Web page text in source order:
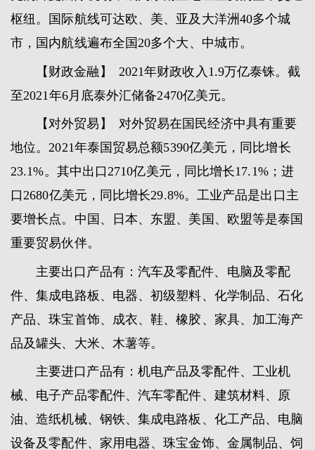
枢纽。国际航线可达欧、美、亚及大洋洲40多个城
市，国内航线遍布全国20多个大、中城市。
【财政金融】 2021年财政收入1.9万亿泰铢。截
至2021年6月底泰外汇储备2470亿美元。
【对外贸易】 对外贸易在国民经济中具有重要
地位。2021年泰国贸易总额5390亿美元，同比增长
23.1%。其中出口2710亿美元，同比增长17.1%；进
口2680亿美元，同比增长29.8%。工业产品是出口主
要增长点。中国、日本、东盟、美国、欧盟等是泰国
重要贸易伙伴。
主要出口产品有：汽车及零配件、电脑及零配
件、集成电路板、电器、初级塑料、化学制品、石化
产品、珠宝首饰、成衣、鞋、橡胶、家具、加工海产
品及罐头、大米、木薯等。
主要进口产品有：机电产品及零配件、工业机
械、电子产品零配件、汽车零配件、建筑材料、原
油、造纸机械、钢铁、集成电路板、化工产品、电脑
设备及零配件、家用电器、珠宝金饰、金属制品、饲